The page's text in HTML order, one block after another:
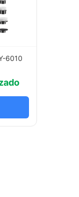
6010